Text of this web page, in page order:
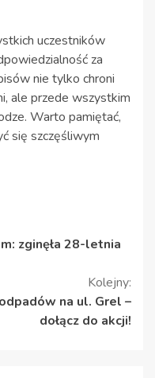
uczestników
za
nie tylko chroni
ale przede wszystkim
Warto pamiętać,
się szczęśliwym
zginęła 28-letnia
Kolejny:
na ul. Grel –
dołącz do akcji!